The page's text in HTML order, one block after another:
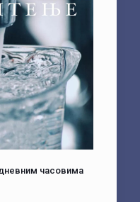
часовима